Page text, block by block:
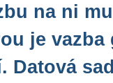
na ni
je vazba